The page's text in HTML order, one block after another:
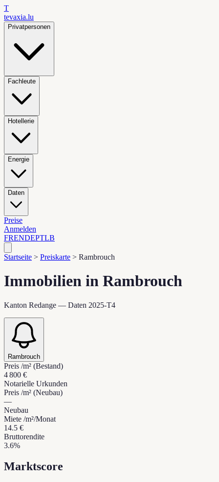
T
tevaxia.lu
Privatpersonen
Fachleute
Hotellerie
Energie
Daten
Preise
Anmelden
FRENDEPTLB
Startseite > Preiskarte > Rambrouch
Immobilien in Rambrouch
Kanton Redange — Daten 2025-T4
Rambrouch
Preis /m² (Bestand)
4 800 €
Notarielle Urkunden
Preis /m² (Neubau)
—
Neubau
Miete /m²/Monat
14.5 €
Bruttorendite
3.6%
Marktscore